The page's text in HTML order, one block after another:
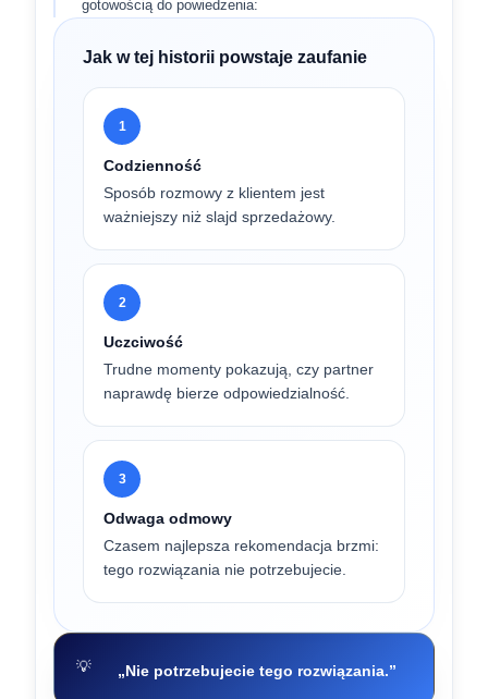
gotowością do powiedzenia:
Jak w tej historii powstaje zaufanie
1
Codzienność
Sposób rozmowy z klientem jest
ważniejszy niż slajd sprzedażowy.
2
Uczciwość
Trudne momenty pokazują, czy partner
naprawdę bierze odpowiedzialność.
3
Odwaga odmowy
Czasem najlepsza rekomendacja brzmi:
tego rozwiązania nie potrzebujecie.
„Nie potrzebujecie tego rozwiązania.”